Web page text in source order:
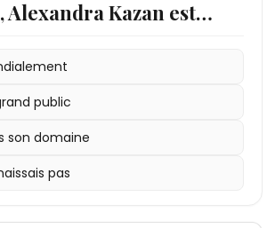
Alexandra Kazan est…
public
son domaine
pas